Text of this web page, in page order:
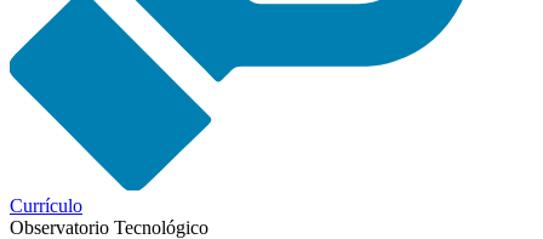
Currículo
Observatorio Tecnológico